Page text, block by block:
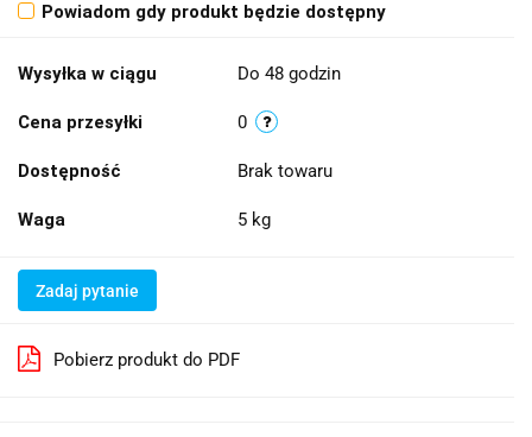
Powiadom gdy produkt będzie dostępny
Wysyłka w ciągu Do 48 godzin
Cena przesyłki 0
Dostępność Brak towaru
Waga 5 kg
Zadaj pytanie
Pobierz produkt do PDF